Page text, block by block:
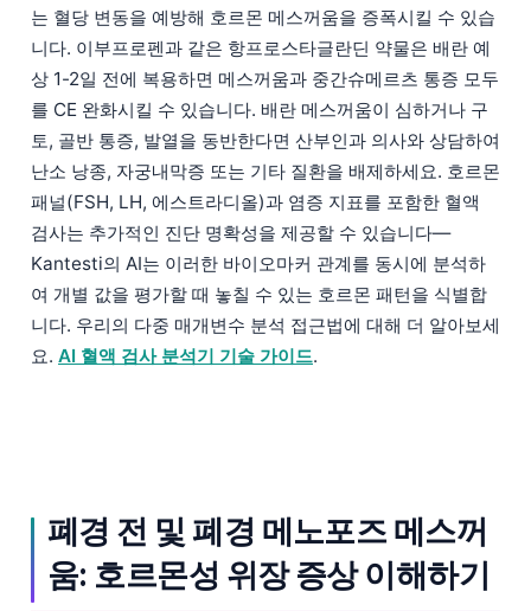
는 혈당 변동을 예방해 호르몬 메스꺼움을 증폭시킬 수 있습
니다. 이부프로펜과 같은 항프로스타글란딘 약물은 배란 예
상 1-2일 전에 복용하면 메스꺼움과 중간슈메르츠 통증 모두
를 CE 완화시킬 수 있습니다. 배란 메스꺼움이 심하거나 구
토, 골반 통증, 발열을 동반한다면 산부인과 의사와 상담하여
난소 낭종, 자궁내막증 또는 기타 질환을 배제하세요. 호르몬
패널(FSH, LH, 에스트라디올)과 염증 지표를 포함한 혈액
검사는 추가적인 진단 명확성을 제공할 수 있습니다—
Kantesti의 AI는 이러한 바이오마커 관계를 동시에 분석하
여 개별 값을 평가할 때 놓칠 수 있는 호르몬 패턴을 식별합
니다. 우리의 다중 매개변수 분석 접근법에 대해 더 알아보세
요. AI 혈액 검사 분석기 기술 가이드.
폐경 전 및 폐경 메노포즈 메스꺼
움: 호르몬성 위장 증상 이해하기